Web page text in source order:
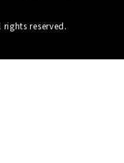
reserved.